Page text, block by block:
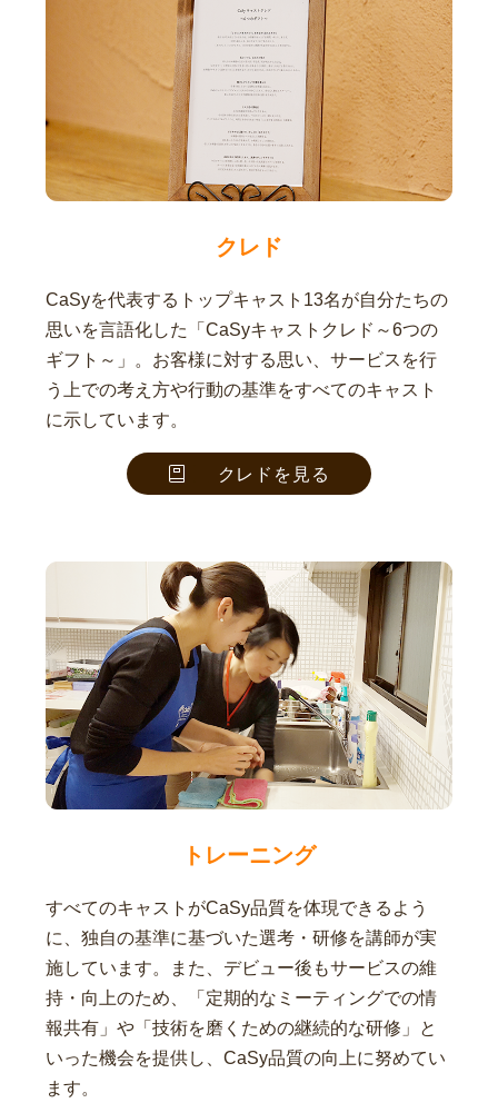
クレド
CaSyを代表するトップキャスト13名が自分たちの
思いを言語化した「CaSyキャストクレド～6つの
ギフト～」。お客様に対する思い、サービスを行
う上での考え方や行動の基準をすべてのキャスト
に示しています。
クレドを見る
トレーニング
すべてのキャストがCaSy品質を体現できるよう
に、独自の基準に基づいた選考・研修を講師が実
施しています。また、デビュー後もサービスの維
持・向上のため、「定期的なミーティングでの情
報共有」や「技術を磨くための継続的な研修」と
いった機会を提供し、CaSy品質の向上に努めてい
ます。